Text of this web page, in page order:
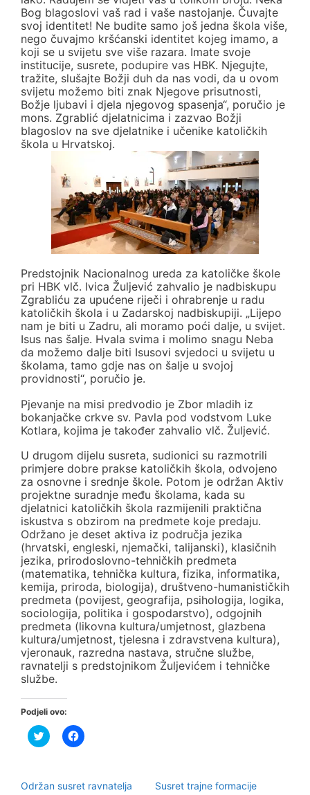
Bog blagoslovi vaš rad i vaše nastojanje. Čuvajte
svoj identitet! Ne budite samo još jedna škola više,
nego čuvajmo kršćanski identitet kojeg imamo, a
koji se u svijetu sve više razara. Imate svoje
institucije, susrete, podupire vas HBK. Njegujte,
tražite, slušajte Božji duh da nas vodi, da u ovom
svijetu možemo biti znak Njegove prisutnosti,
Božje ljubavi i djela njegovog spasenja“, poručio je
mons. Zgrablić djelatnicima i zazvao Božji
blagoslov na sve djelatnike i učenike katoličkih
škola u Hrvatskoj.
Predstojnik Nacionalnog ureda za katoličke škole
pri HBK vlč. Ivica Žuljević zahvalio je nadbiskupu
Zgrabliću za upućene riječi i ohrabrenje u radu
katoličkih škola i u Zadarskoj nadbiskupiji. „Lijepo
nam je biti u Zadru, ali moramo poći dalje, u svijet.
Isus nas šalje. Hvala svima i molimo snagu Neba
da možemo dalje biti Isusovi svjedoci u svijetu u
školama, tamo gdje nas on šalje u svojoj
providnosti“, poručio je.
Pjevanje na misi predvodio je Zbor mladih iz
bokanjačke crkve sv. Pavla pod vodstvom Luke
Kotlara, kojima je također zahvalio vlč. Žuljević.
U drugom dijelu susreta, sudionici su razmotrili
primjere dobre prakse katoličkih škola, odvojeno
za osnovne i srednje škole. Potom je održan Aktiv
projektne suradnje među školama, kada su
djelatnici katoličkih škola razmijenili praktična
iskustva s obzirom na predmete koje predaju.
Održano je deset aktiva iz područja jezika
(hrvatski, engleski, njemački, talijanski), klasičnih
jezika, prirodoslovno-tehničkih predmeta
(matematika, tehnička kultura, fizika, informatika,
kemija, priroda, biologija), društveno-humanističkih
predmeta (povijest, geografija, psihologija, logika,
sociologija, politika i gospodarstvo), odgojnih
predmeta (likovna kultura/umjetnost, glazbena
kultura/umjetnost, tjelesna i zdravstvena kultura),
vjeronauk, razredna nastava, stručne službe,
ravnatelji s predstojnikom Žuljevićem i tehničke
službe.
Podjeli ovo:
P
o
l
K
l
p
Održan susret ravnatelja
Susret trajne formacije